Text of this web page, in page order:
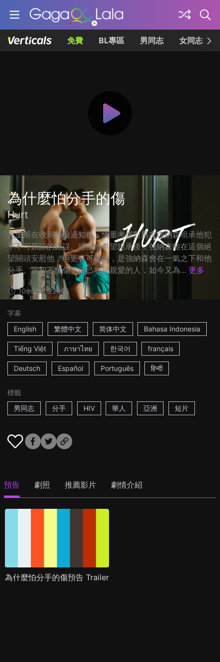
免費 BL專區 男同志 女同志
為什麼怕分手的傷
Hurt
克里斯在收到篩檢通知後，慎重考慮對男友強納森坦承他犯
下不可原諒的錯誤。雖然他希望坦承後，強納森能在這個絕
望關頭安慰他，但更有可能的，是強納森會在一氣之下和他
分手。當初不怕傷害自己和最親愛的人，如今又為... 更多
10m新加坡2016
字幕
English
繁體中文 简体中文 Bahasa Indonesia
Tiếng Việt ภาษาไทย 한국어 français
Deutsch Español Português हिन्दी
標籤
男同志
分手 HIV 華人 亞洲 短片
預告 劇照 推薦影片 劇情介紹
為什麼怕分手的傷預告 Trailer